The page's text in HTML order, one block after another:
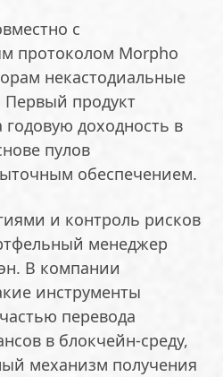
с
протоколом Morpho
некастодиальные
продукт
доходность в
пулов
обеспечением.
и контроль рисков
менеджер
В компании
инструменты
перевода
в блокчейн-среду,
механизм получения